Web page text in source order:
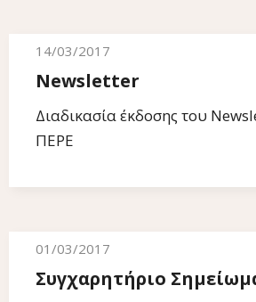
14/03/2017
Newsletter
Διαδικασία έκδοσης του
ΠΕΡΕ
01/03/2017
Συγχαρητήριο